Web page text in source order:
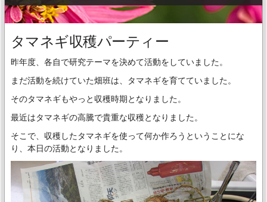
タマネギ収穫パーティー
昨年度、各自で研究テーマを決めて活動をしていました。
まだ活動を続けていた畑班は、タマネギを育てていました。
そのタマネギもやっと収穫時期となりました。
最近はタマネギの高騰で貴重な収穫となりました。
そこで、収穫したタマネギを使って何か作ろうということにな
り、本日の活動となりました。